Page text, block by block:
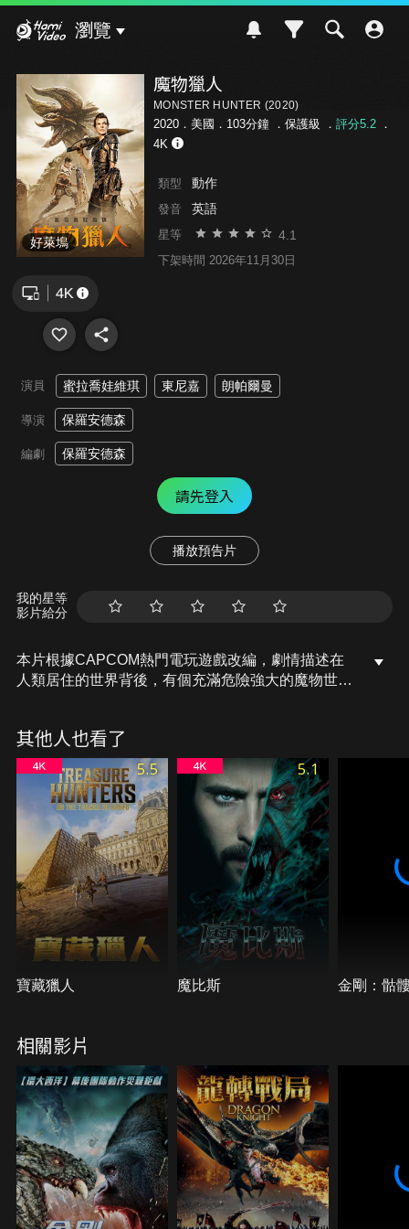
瀏覽
好萊塢
魔物獵人
MONSTER HUNTER (2020)
2020．美國．103分鐘 ． 保護級 ． 評分5.2．
4K
類型 動作
發音 英語
星等 4.1
下架時間 2026年11月30日
演員 蜜拉喬娃維琪 東尼嘉 朗帕爾曼
導演 保羅安德森
編劇 保羅安德森
請先登入
播放預告片
我的星等
影片給分
本片根據CAPCOM熱門電玩遊戲改編，劇情描述在
人類居住的世界背後，有個充滿危險強大的魔物世
界，將面臨著全團滅亡的生存之際。娜塔莉一行人在
尋求返家之路時，遇到了一名能在這蠻荒之地生存的
神秘獵人。面對蜂擁而至的凶狠且恐怖的魔物攻擊，
娜塔莉和獵人逐漸建立信任感，在與怪獸交手的過程
中兩人陷入危險，幸運的遇到了率領一群戰士的大團
長，他們是否能同心協力擊退怪獸，幫助娜塔莉找到
順利回家的路…。
其他人也看了
5.5
寶藏獵人
5.1
魔比斯 金剛：骷
相關影片